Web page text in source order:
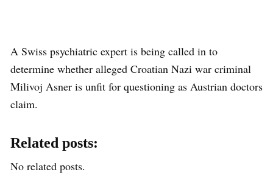
A Swiss psychiatric expert is being called in to
determine whether alleged Croatian Nazi war criminal
Milivoj Asner is unfit for questioning as Austrian doctors
claim.
Related posts:
No related posts.